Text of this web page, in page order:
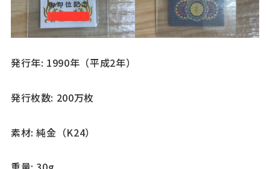
発行年: 1990年（平成2年）
発行枚数: 200万枚
素材: 純金（K24）